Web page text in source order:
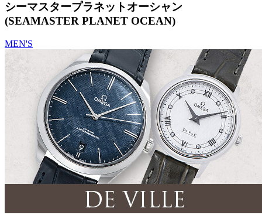
シーマスタープラネットオーシャン
(SEAMASTER PLANET OCEAN)
MEN'S